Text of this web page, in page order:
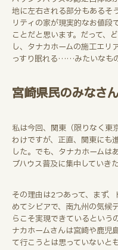
地に左右される部分もあるそ
リティの家が現実的なお値段
ことだと思います。だって、
し、タナカホームの施工エリ
っすり眠れる……みたいなも
宮崎県民のみなさ
私は今回、関東（限りなく東
わけですが、正直、関東にも
した。でも、タナカホームは
ブハウス普及に集中していき
その理由は2つあって、まず
めてシビアで、南九州の気候
らこそ実現できているという
ナカホームさんは宮崎や鹿児
て行こうとは思っていないと